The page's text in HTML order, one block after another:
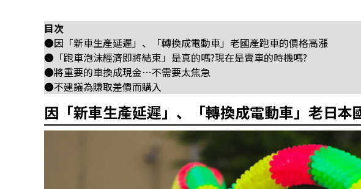
目次
●因「新車生產延遲」、「轉換成電動車」老國產跑車的價格高漲
●「跑車泡沫經濟即將結束」是真的嗎?現在是賣車的時機嗎?
●將重要的車換成現金…不需要太焦急
●不建議為賺取差價而購入
因「新車生產延遲」、「轉換成電動車」老日本